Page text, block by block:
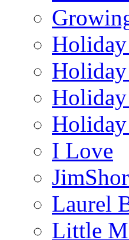
I Love
Laurel
Little